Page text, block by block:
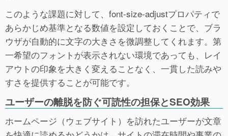
このような課題に対して、font-size-adjustプロパティで
あらかじめ基準となる数値を設定しておくことで、ブラ
ウザが自動的に文字の大きさを微調整してくれます。第
一希望のフォントが表示されない環境であっても、レイ
アウトの印象を大きく変えることなく、一貫した読みや
すさを提供することが可能です。
ユーザーの離脱を防ぐ可読性の担保とSEO効果
ホームページ（ウェブサイト）を訪れたユーザーが文章